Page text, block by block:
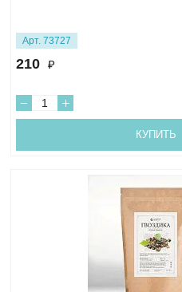
Арт. 73727
210 ₽
КУПИТЬ